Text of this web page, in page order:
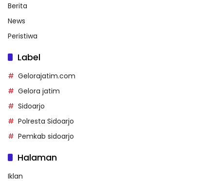
Berita
News
Peristiwa
Label
Gelorajatim.com
Gelora jatim
Sidoarjo
Polresta Sidoarjo
Pemkab sidoarjo
Halaman
Iklan